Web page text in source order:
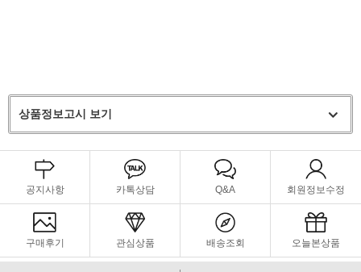
상품정보고시 보기
공지사항 카톡상담 Q&A 회원정보수정
구매후기 관심상품 배송조회 오늘본상품